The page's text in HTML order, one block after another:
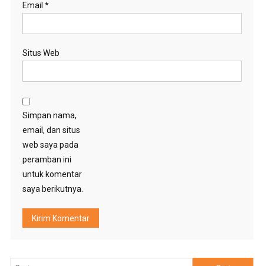
Email *
Situs Web
Simpan nama,
email, dan situs
web saya pada
peramban ini
untuk komentar
saya berikutnya.